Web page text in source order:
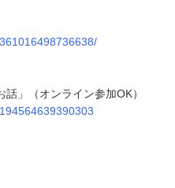
」（オンライン参加OK）